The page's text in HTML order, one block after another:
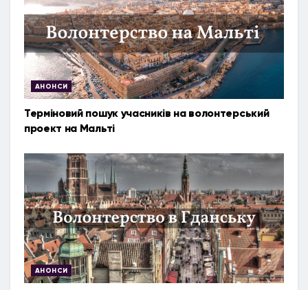
АНОНСИ
Терміновий пошук учасників на волонтерський
проект на Мальті
АНОНСИ